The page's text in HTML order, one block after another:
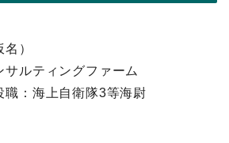
）
ルティングファーム
職：海上自衛隊3等海尉